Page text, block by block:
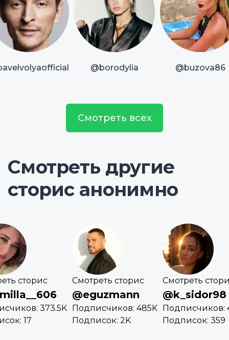
@borodylia @buzova86
Смотреть всех
Смотреть другие
сторис анонимно
сторис
373.5K
17
Смотреть сторис
@eguzmann
Подписчиков: 485K
Подписок: 2K
Смотреть
@k_sidor98
Подписчиков:
Подписок: 359